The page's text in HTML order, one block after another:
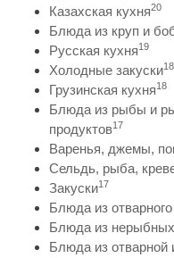
Казахская кухня20
Блюда из круп и
Русская кухня19
Холодные закуски18
Грузинская кухня18
Блюда из рыбы и
продуктов17
Варенья, джемы,
Сельдь, рыба,
Закуски17
Блюда из
Блюда из
Блюда из